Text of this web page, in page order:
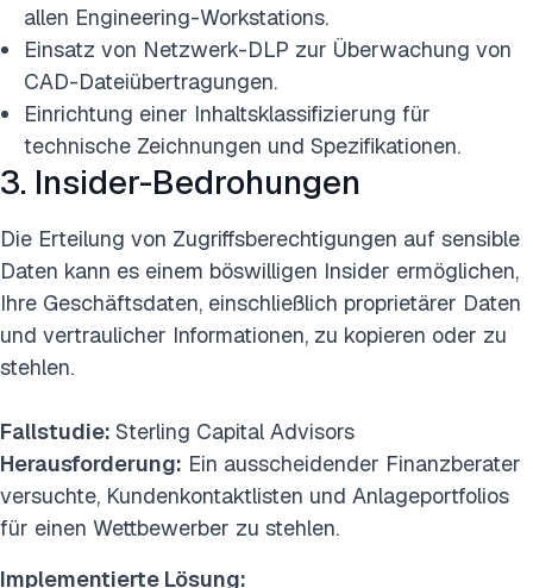
allen Engineering-Workstations.
Einsatz von Netzwerk-DLP zur Überwachung von
CAD-Dateiübertragungen.
Einrichtung einer Inhaltsklassifizierung für
technische Zeichnungen und Spezifikationen.
3. Insider-Bedrohungen
Die Erteilung von Zugriffsberechtigungen auf sensible
Daten kann es einem böswilligen Insider ermöglichen,
Ihre Geschäftsdaten, einschließlich proprietärer Daten
und vertraulicher Informationen, zu kopieren oder zu
stehlen.
Fallstudie: Sterling Capital Advisors
Herausforderung: Ein ausscheidender Finanzberater
versuchte, Kundenkontaktlisten und Anlageportfolios
für einen Wettbewerber zu stehlen.
Implementierte Lösung: